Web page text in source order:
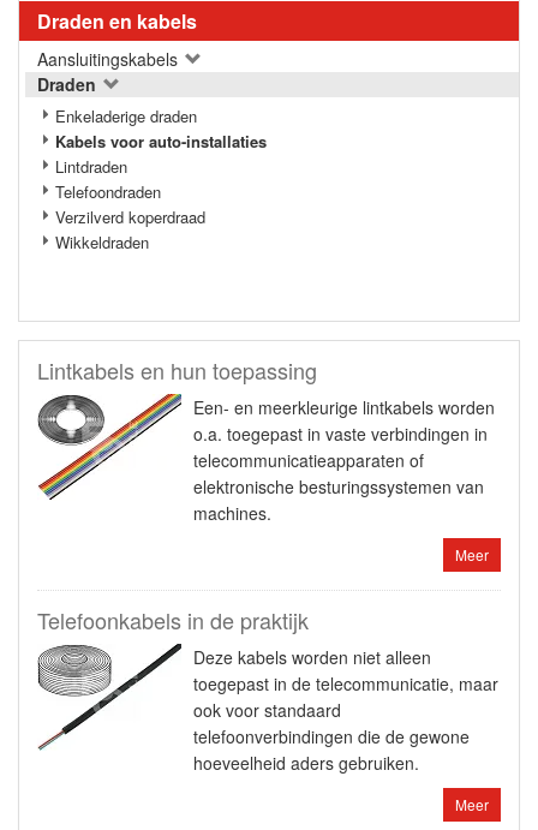
Draden en kabels
Aansluitingskabels
Draden
Enkeladerige draden
Kabels voor auto-installaties
Lintdraden
Telefoondraden
Verzilverd koperdraad
Wikkeldraden
Lintkabels en hun toepassing
Een- en meerkleurige lintkabels worden
o.a. toegepast in vaste verbindingen in
telecommunicatieapparaten of
elektronische besturingssystemen van
machines.
Meer
Telefoonkabels in de praktijk
Deze kabels worden niet alleen
toegepast in de telecommunicatie, maar
ook voor standaard
telefoonverbindingen die de gewone
hoeveelheid aders gebruiken.
Meer